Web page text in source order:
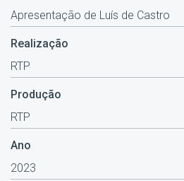
Apresentação de Luís de Castro
Realização
RTP
Produção
RTP
Ano
2023